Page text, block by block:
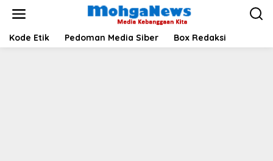
Kode Etik Pedoman Media Siber Box Redaksi